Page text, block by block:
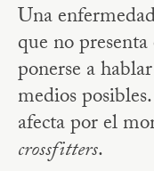
Una
que no
ponerse a
medios
afecta por el
crossfitters.